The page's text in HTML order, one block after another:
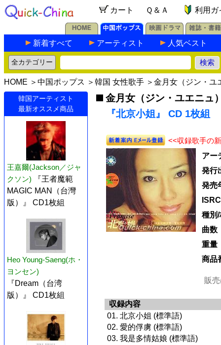
カート Ｑ＆Ａ 利用ガ
新着すべて アーティスト 人気ベスト
HOME ＞ 中国ポップス ＞ 韓国 女性歌手 ＞ 金月女（ジン・ユ
韓国アーティスト
最新オススメ商品
王嘉爾(Jackson／ジャ
クソン)
『王者魔範
MAGIC MAN（台灣
版）』 CD1枚組
Heo Young-Saeng(ホ・
ヨンセン)
『Dream（台湾
版）』 CD1枚組
金月女（ジン・ユエニュ
『北京小姐』 CD 1枚組
<<収録歌手の
アー
発行
発売
種別
曲数
重量
商品
販
収録内容
01. 北京小姐 (標準語)
02. 愛的俘虜 (標準語)
03. 我是多情姑娘 (標準語)